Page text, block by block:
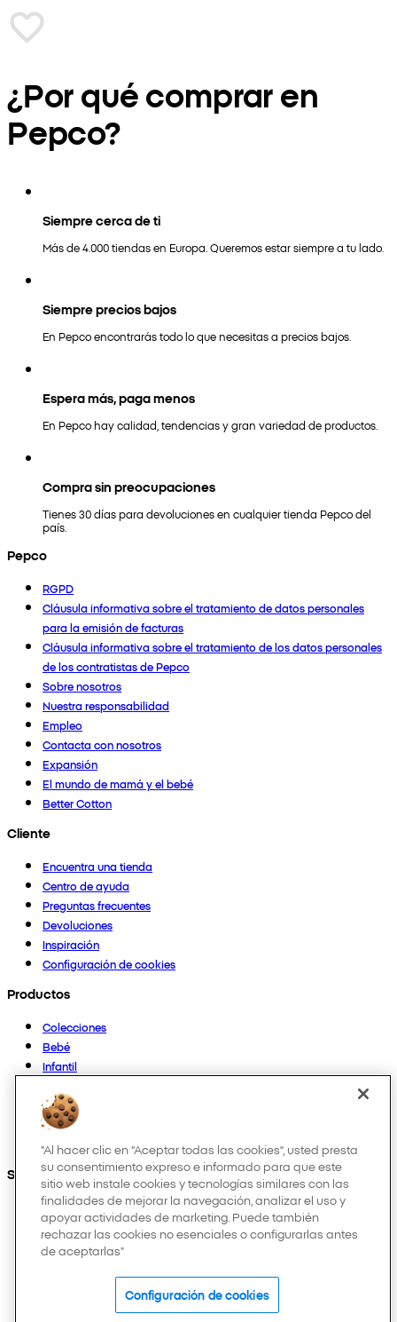
¿Por qué comprar en
Pepco?
Siempre cerca de ti
Más de 4.000 tiendas en Europa. Queremos estar siempre a tu lado.
Siempre precios bajos
En Pepco encontrarás todo lo que necesitas a precios bajos.
Espera más, paga menos
En Pepco hay calidad, tendencias y gran variedad de productos.
Compra sin preocupaciones
Tienes 30 días para devoluciones en cualquier tienda Pepco del
país.
Pepco
RGPD
Cláusula informativa sobre el tratamiento de datos personales
para la emisión de facturas
Cláusula informativa sobre el tratamiento de los datos personales
de los contratistas de Pepco
Sobre nosotros
Nuestra responsabilidad
Empleo
Contacta con nosotros
Expansión
El mundo de mamá y el bebé
Better Cotton
Cliente
Encuentra una tienda
Centro de ayuda
Preguntas frecuentes
Devoluciones
Inspiración
Configuración de cookies
Productos
Colecciones
Bebé
Infantil
Mujer
Hombre
Otros
Síguenos en:
"Al hacer clic en “Aceptar todas las cookies”, usted presta
su consentimiento expreso e informado para que este
sitio web instale cookies y tecnologías similares con las
finalidades de mejorar la navegación, analizar el uso y
apoyar actividades de marketing. Puede también
rechazar las cookies no esenciales o configurarlas antes
de aceptarlas"
Configuración de cookies